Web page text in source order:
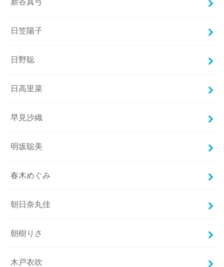
日笠陽子
日野聡
日高里菜
早見沙織
明坂聡美
春木めぐみ
朝日奈丸佳
朝樹りさ
木戸衣吹